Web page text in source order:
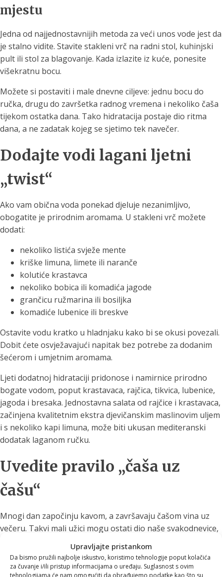
Upravljajte pristankom
Da bismo pružili najbolje iskustvo, koristimo tehnologije poput kolačića
za čuvanje i/ili pristup informacijama o uređaju. Suglasnost s ovim
tehnologijama će nam omogućiti da obrađujemo podatke kao što su
mjestu
Jedna od najjednostavnijih metoda za veći unos vode jest da
je stalno vidite. Stavite stakleni vrč na radni stol, kuhinjski
pult ili stol za blagovanje. Kada izlazite iz kuće, ponesite
višekratnu bocu.
Možete si postaviti i male dnevne ciljeve: jednu bocu do
ručka, drugu do završetka radnog vremena i nekoliko čaša
tijekom ostatka dana. Tako hidratacija postaje dio ritma
dana, a ne zadatak kojeg se sjetimo tek navečer.
Dodajte vodi lagani ljetni
„twist“
Ako vam obična voda ponekad djeluje nezanimljivo,
obogatite je prirodnim aromama. U stakleni vrč možete
dodati:
nekoliko listića svježe mente
kriške limuna, limete ili naranče
kolutiće krastavca
nekoliko bobica ili komadića jagode
grančicu ružmarina ili bosiljka
komadiće lubenice ili breskve
Ostavite vodu kratko u hladnjaku kako bi se okusi povezali.
Dobit ćete osvježavajući napitak bez potrebe za dodanim
šećerom i umjetnim aromama.
Ljeti dodatnoj hidrataciji pridonose i namirnice prirodno
bogate vodom, poput krastavaca, rajčica, tikvica, lubenice,
jagoda i bresaka. Jednostavna salata od rajčice i krastavaca,
začinjena kvalitetnim ekstra djevičanskim maslinovim uljem
i s nekoliko kapi limuna, može biti ukusan mediteranski
dodatak laganom ručku.
Uvedite pravilo „čaša uz
čašu“
Mnogi dan započinju kavom, a završavaju čašom vina uz
večeru. Takvi mali užici mogu ostati dio naše svakodnevice,
šalicu kave ili čašu alkoholnog pića popijte i veliku čašu
vode.